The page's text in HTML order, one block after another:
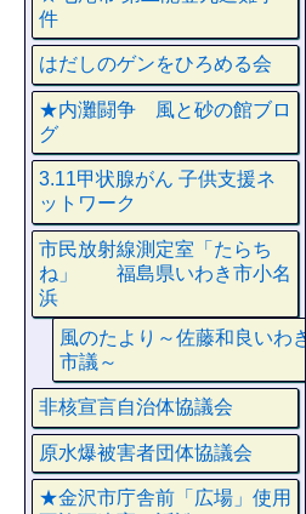
件
はだしのゲンをひろめる会
★内灘闘争 風と砂の館ブロ
グ
3.11甲状腺がん 子供支援ネ
ットワーク
市民放射線測定室「たらち
ね」 福島県いわき市小名
浜
風のたより～佐藤和良いわき
市議～
非核宣言自治体協議会
原水爆被害者団体協議会
★金沢市庁舎前「広場」使用